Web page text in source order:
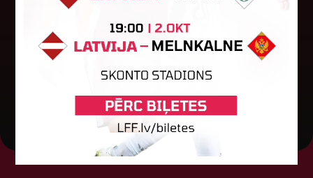
līgas kvalifikācijas spēli šovakar Dublinā starp
"Shamrock Rovers" un "Egnatia" komandām.
Andris Treimanis pildīs galvenā...
04. augusts 2026.